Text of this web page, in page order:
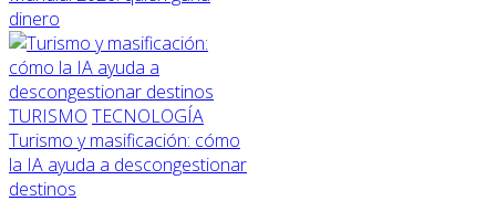
dinero
TURISMO TECNOLOGÍA
Turismo y masificación: cómo
la IA ayuda a descongestionar
destinos